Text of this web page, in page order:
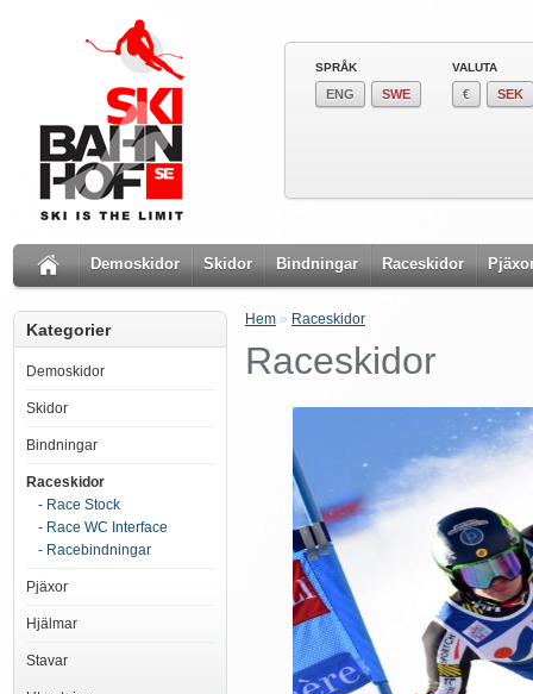
SPRÅK
ENG SWE
VALUTA
€ SEK
Demoskidor Skidor Bindningar Raceskidor
Kategorier
Demoskidor
Skidor
Bindningar
Raceskidor
- Race Stock
- Race WC Interface
- Racebindningar
Pjäxor
Hjälmar
Stavar
Hem » Raceskidor
Raceskidor